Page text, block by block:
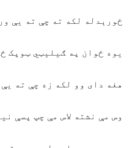
ځورېدله لکه ته چې ته يې
يوه ځوان په ګيليټي ټوپک
هغه دای وو لکه زه چې ته
وس مې نشته لاس مې چپ پسې